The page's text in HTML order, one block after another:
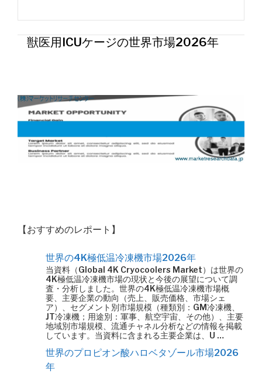
獣医用ICUケージの世界市場2026年
【おすすめのレポート】
世界の4K極低温冷凍機市場2026年
当資料（Global 4K Cryocoolers Market）は世界の
4K極低温冷凍機市場の現状と今後の展望について調
査・分析しました。世界の4K極低温冷凍機市場概
要、主要企業の動向（売上、販売価格、市場シェ
ア）、セグメント別市場規模（種類別：GM冷凍機、
JT冷凍機；用途別：軍事、航空宇宙、その他）、主要
地域別市場規模、流通チャネル分析などの情報を掲載
しています。当資料に含まれる主要企業は、U …
世界のプロピオン酸ハロベタゾール市場2026
年